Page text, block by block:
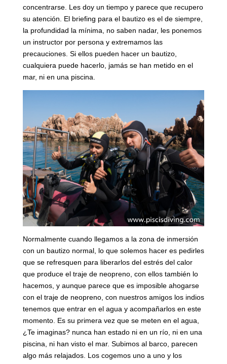
concentrarse. Les doy un tiempo y parece que recupero
su atención. El briefing para el bautizo es el de siempre,
la profundidad la mínima, no saben nadar, les ponemos
un instructor por persona y extremamos las
precauciones. Si ellos pueden hacer un bautizo,
cualquiera puede hacerlo, jamás se han metido en el
mar, ni en una piscina.
Normalmente cuando llegamos a la zona de inmersión
con un bautizo normal, lo que solemos hacer es pedirles
que se refresquen para liberarlos del estrés del calor
que produce el traje de neopreno, con ellos también lo
hacemos, y aunque parece que es imposible ahogarse
con el traje de neopreno, con nuestros amigos los indios
tenemos que entrar en el agua y acompañarlos en este
momento. Es su primera vez que se meten en el agua,
¿Te imaginas? nunca han estado ni en un río, ni en una
piscina, ni han visto el mar. Subimos al barco, parecen
algo más relajados. Los cogemos uno a uno y los